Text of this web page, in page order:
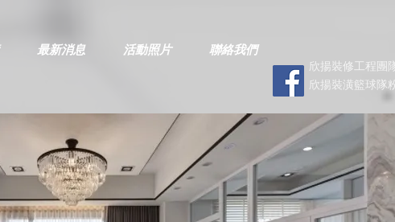
最新消息 活動照片
聯絡我們
欣揚裝修工程團
欣揚裝潢籃球隊